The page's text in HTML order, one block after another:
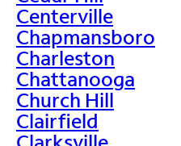
Centerville
Chapmansboro
Charleston
Chattanooga
Church Hill
Clairfield